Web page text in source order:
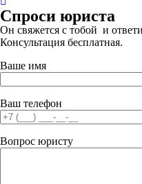
Спроси юриста
Он свяжется с тобой и
Консультация бесплатная.
Ваше имя
Ваш телефон
Вопрос юристу